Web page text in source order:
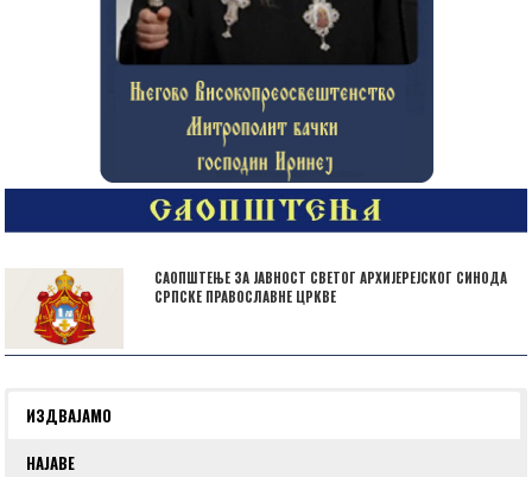
САОПШТЕЊЕ ЗА ЈАВНОСТ СВЕТОГ АРХИЈЕРЕЈСКОГ СИНОДА
СРПСКЕ ПРАВОСЛАВНЕ ЦРКВЕ
ИЗДВАЈАМО
НАЈАВЕ